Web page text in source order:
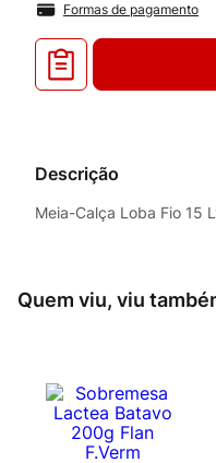
Formas de pagamento
Descrição
Meia-Calça Loba Fio 15
Quem viu, viu